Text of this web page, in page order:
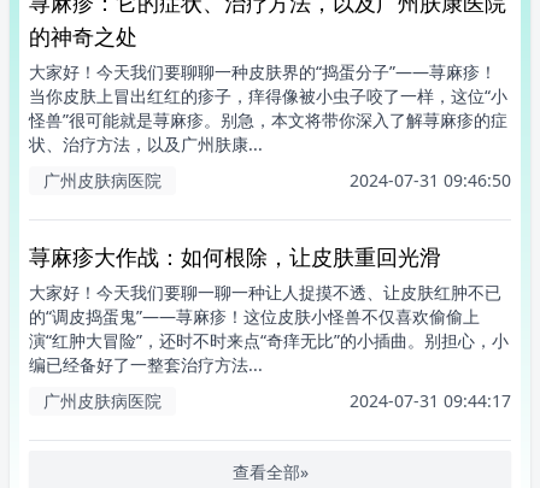
的神奇之处
大家好！今天我们要聊聊一种皮肤界的“捣蛋分子”——荨麻疹！
当你皮肤上冒出红红的疹子，痒得像被小虫子咬了一样，这位“小
怪兽”很可能就是荨麻疹。别急，本文将带你深入了解荨麻疹的症
状、治疗方法，以及广州肤康...
广州皮肤病医院
2024-07-31 09:46:50
荨麻疹大作战：如何根除，让皮肤重回光滑
大家好！今天我们要聊一聊一种让人捉摸不透、让皮肤红肿不已
的“调皮捣蛋鬼”——荨麻疹！这位皮肤小怪兽不仅喜欢偷偷上
演“红肿大冒险”，还时不时来点“奇痒无比”的小插曲。别担心，小
编已经备好了一整套治疗方法...
广州皮肤病医院
2024-07-31 09:44:17
查看全部»